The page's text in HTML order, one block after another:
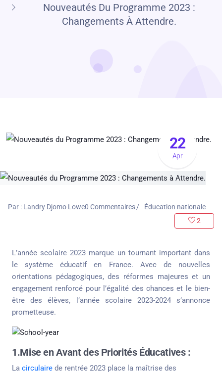
Nouveautés Du Programme 2023 :
Changements À Attendre.
22
Apr
Par : Landry Djomo Lowe0 Commentaires Éducation nationale
2
L’année scolaire 2023 marque un tournant important dans
le système éducatif en France. Avec de nouvelles
orientations pédagogiques, des réformes majeures et un
engagement renforcé pour l’égalité des chances et le bien-
être des élèves, l’année scolaire 2023-2024 s’annonce
prometteuse.
1.Mise en Avant des Priorités Éducatives :
La circulaire de rentrée 2023 place la maîtrise des